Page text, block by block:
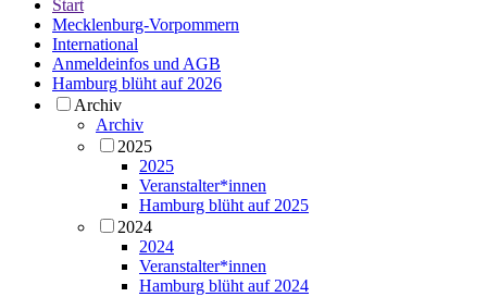
Start
Mecklenburg-Vorpommern
International
Anmeldeinfos und AGB
Hamburg blüht auf 2026
Archiv
Archiv
2025
2025
Veranstalter*innen
Hamburg blüht auf 2025
2024
2024
Veranstalter*innen
Hamburg blüht auf 2024